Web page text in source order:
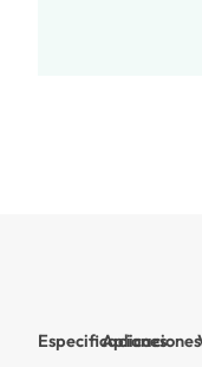
Especificaciones
Aplicaciones